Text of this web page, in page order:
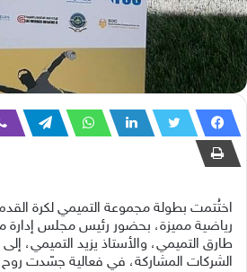
رياضية مميزة، بحضور رئيس مجلس إدارة
طارق التميمي، والأستاذ يزيد التميمي،
الشركات المشاركة، في فعالية جسّدت روح